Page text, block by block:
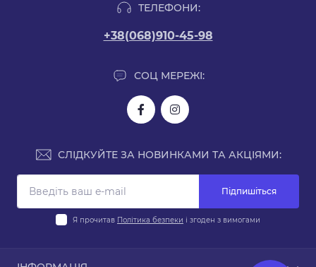
ТЕЛЕФОНИ:
+38(068)910-45-98
СОЦ МЕРЕЖІ:
СЛІДКУЙТЕ ЗА НОВИНКАМИ ТА АКЦІЯМИ:
Підпишіться
Я прочитав Політика безпеки і згоден з вимогами